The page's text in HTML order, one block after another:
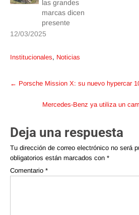
las grandes
marcas dicen
presente
12/03/2025
Institucionales, Noticias
Post
← Porsche Mission X: su nuevo hypercar
Mercedes-Benz ya utiliza un
Deja una respuesta
Tu dirección de correo electrónico no será
obligatorios están marcados con *
Comentario *